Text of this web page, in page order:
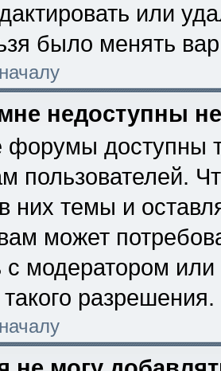
или
было менять
недоступны
форумы доступны
пользователей.
них темы и
может
с модератором
разрешения.